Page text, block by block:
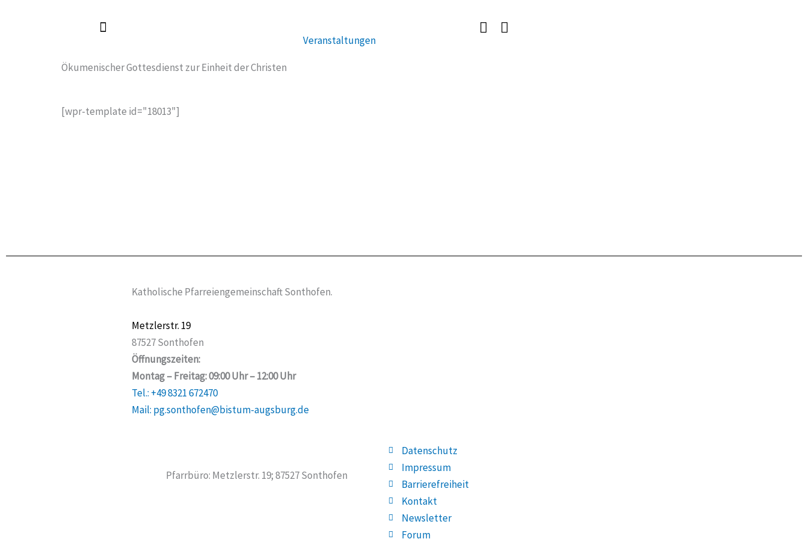
Veranstaltungen
Ökumenischer Gottesdienst zur Einheit der Christen
[wpr-template id="18013"]
Katholische Pfarreiengemeinschaft Sonthofen.
Metzlerstr. 19
87527 Sonthofen
Öffnungszeiten:
Montag – Freitag: 09:00 Uhr – 12:00 Uhr
Tel.: +49 8321 672470
Mail: pg.sonthofen@bistum-augsburg.de
Datenschutz
Impressum
Barrierefreiheit
Kontakt
Newsletter
Forum
Pfarrbüro: Metzlerstr. 19; 87527 Sonthofen